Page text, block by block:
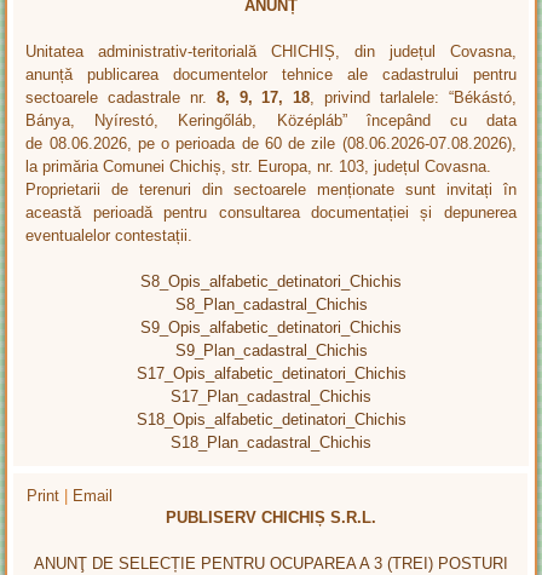
ANUNȚ
Unitatea administrativ-teritorială CHICHIȘ, din județul Covasna,
anunță publicarea documentelor tehnice ale cadastrului pentru
sectoarele cadastrale nr. 8, 9, 17, 18 , privind tarlalele: “Békástó,
Bánya, Nyírestó, Keringőláb, Középláb” începând cu data
de 08.06.2026, pe o perioada de 60 de zile (08.06.2026-07.08.2026),
la primăria Comunei Chichiș, str. Europa, nr. 103, județul Covasna.
Proprietarii de terenuri din sectoarele menționate sunt invitați în
această perioadă pentru consultarea documentației și depunerea
eventualelor contestații.
S8_Opis_alfabetic_detinatori_Chichis
S8_Plan_cadastral_Chichis
S9_Opis_alfabetic_detinatori_Chichis
S9_Plan_cadastral_Chichis
S17_Opis_alfabetic_detinatori_Chichis
S17_Plan_cadastral_Chichis
S18_Opis_alfabetic_detinatori_Chichis
S18_Plan_cadastral_Chichis
Print | Email
PUBLISERV CHICHIȘ S.R.L.
ANUNŢ DE SELECȚIE PENTRU OCUPAREA A 3 (TREI) POSTURI